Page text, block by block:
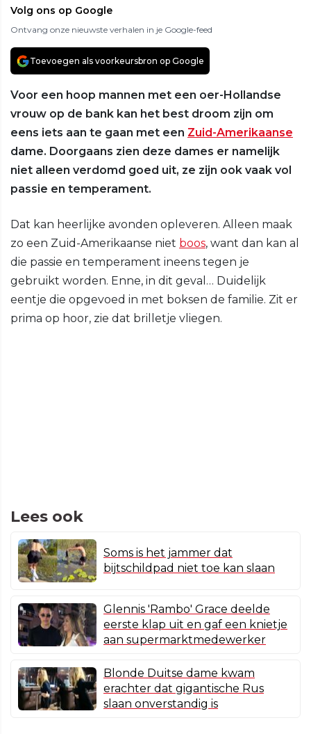
Volg ons op Google
Ontvang onze nieuwste verhalen in je Google-feed
Toevoegen als voorkeursbron op Google
Voor een hoop mannen met een oer-Hollandse
vrouw op de bank kan het best droom zijn om
eens iets aan te gaan met een Zuid-Amerikaanse
dame. Doorgaans zien deze dames er namelijk
niet alleen verdomd goed uit, ze zijn ook vaak vol
passie en temperament.
Dat kan heerlijke avonden opleveren. Alleen maak
zo een Zuid-Amerikaanse niet boos, want dan kan al
die passie en temperament ineens tegen je
gebruikt worden. Enne, in dit geval… Duidelijk
eentje die opgevoed in met boksen de familie. Zit er
prima op hoor, zie dat brilletje vliegen.
Lees ook
Soms is het jammer dat
bijtschildpad niet toe kan slaan
Glennis 'Rambo' Grace deelde
eerste klap uit en gaf een knietje
aan supermarktmedewerker
Blonde Duitse dame kwam
erachter dat gigantische Rus
slaan onverstandig is